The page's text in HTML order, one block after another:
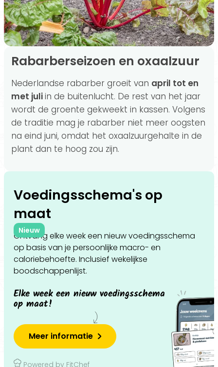
Rabarberseizoen en oxaalzuur
Nederlandse rabarber groeit van april tot en
met juliin de buitenlucht. De rest van het jaar
wordt de groente gekweekt in kassen. Volgens
de traditie mag je rabarber niet meer oogsten
na eind juni, omdat het oxaalzuurgehalte in de
plant dan te hoog zou zijn.
Voedingsschema's op
maat
Nieuw
Ontvang elke week een nieuw voedingsschema
op basis van je persoonlijke macro- en
caloriebehoefte. Inclusief wekelijkse
boodschappenlijst.
Elke week een nieuw voedingsschema
op maat!
Meer informatie
Powered by FitChef